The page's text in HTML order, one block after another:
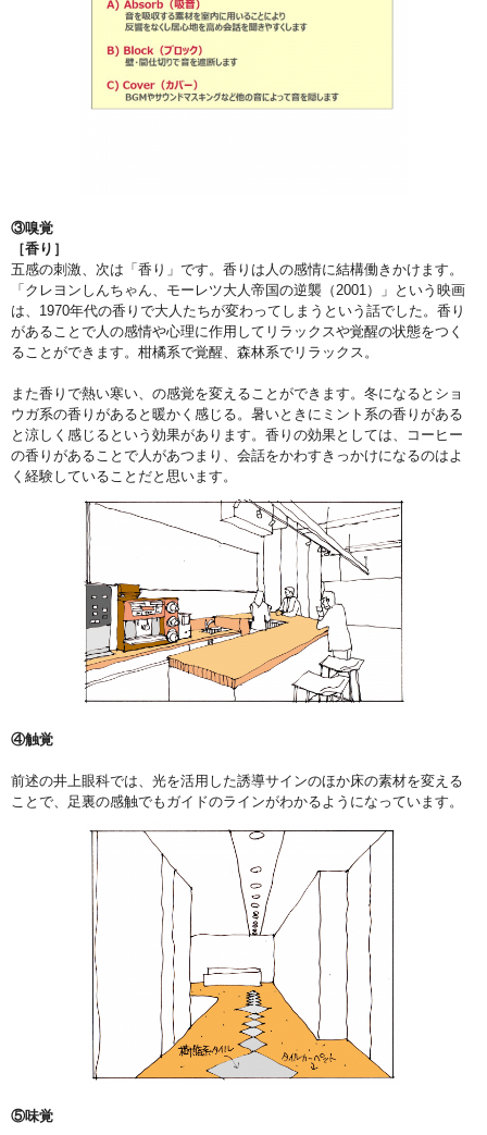
③嗅覚
［香り］
五感の刺激、次は「香り」です。香りは人の感情に結構働きかけます。
「クレヨンしんちゃん、モーレツ大人帝国の逆襲（2001）」という映画
は、1970年代の香りで大人たちが変わってしまうという話でした。香り
があることで人の感情や心理に作用してリラックスや覚醒の状態をつく
ることができます。柑橘系で覚醒、森林系でリラックス。
また香りで熱い寒い、の感覚を変えることができます。冬になるとショ
ウガ系の香りがあると暖かく感じる。暑いときにミント系の香りがある
と涼しく感じるという効果があります。香りの効果としては、コーヒー
の香りがあることで人があつまり、会話をかわすきっかけになるのはよ
く経験していることだと思います。
④触覚
前述の井上眼科では、光を活用した誘導サインのほか床の素材を変える
ことで、足裏の感触でもガイドのラインがわかるようになっています。
⑤味覚